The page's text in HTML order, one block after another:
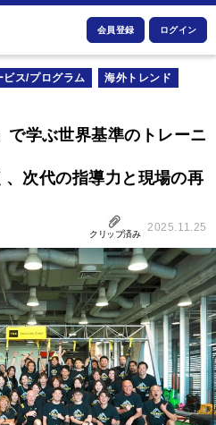
会員登録 ログイン
ビス/プログラム 海外トレンド
で学ぶ世界基準のトレーニ
次代の指導力と現場の再
クリップ済み
2025.11.25